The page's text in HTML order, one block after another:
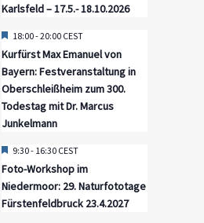
Karlsfeld – 17.5.- 18.10.2026
Hervorgehoben
18:00-20:00 CEST
Kurfürst Max Emanuel von
Bayern: Festveranstaltung in
Oberschleißheim zum 300.
Todestag mit Dr. Marcus
Junkelmann
Hervorgehoben
9:30- 16:30 CEST
Foto-Workshop im
Niedermoor: 29. Naturfototage
Fürstenfeldbruck 23.4.2027